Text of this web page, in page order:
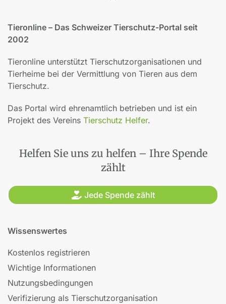
Tieronline – Das Schweizer Tierschutz-Portal seit
2002
Tieronline unterstützt Tierschutzorganisationen und
Tierheime bei der Vermittlung von Tieren aus dem
Tierschutz.
Das Portal wird ehrenamtlich betrieben und ist ein
Projekt des Vereins Tierschutz Helfer.
Helfen Sie uns zu helfen – Ihre Spende
zählt
Jede Spende zählt
Wissenswertes
Kostenlos registrieren
Wichtige Informationen
Nutzungsbedingungen
Verifizierung als Tierschutzorganisation